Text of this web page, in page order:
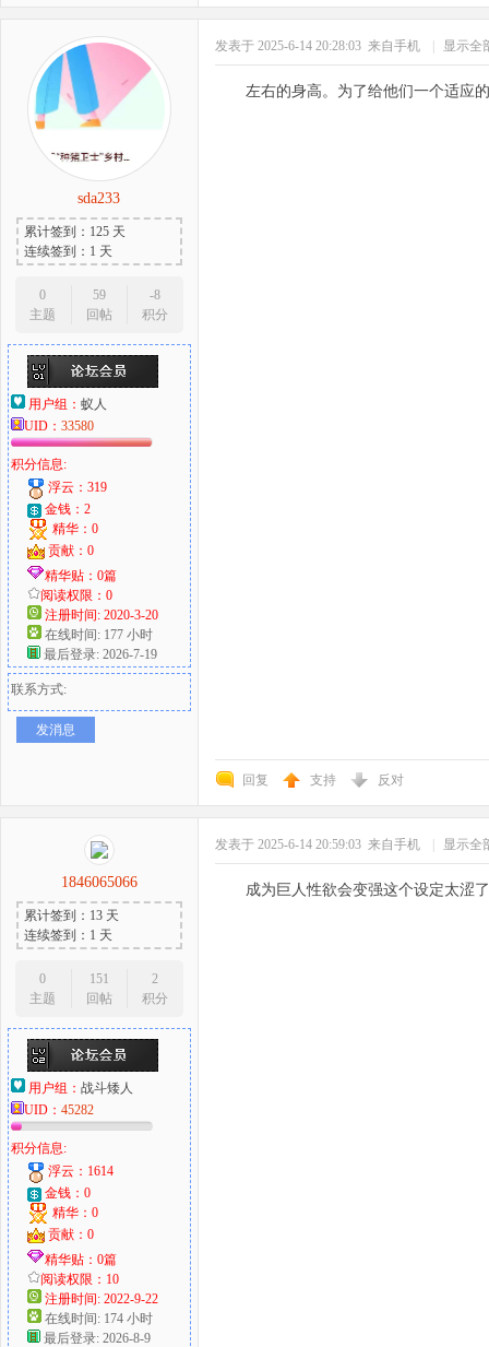
sda233
累计签到：125 天
连续签到：1 天
0
主题
59
回帖
-8
积分
用户组： 蚁人
UID： 33580
积分信息:
浮云：319
金钱：2
精华：0
贡献：0
精华贴：0篇
阅读权限：0
注册时间: 2020-3-20
在线时间: 177 小时
最后登录: 2026-7-19
联系方式:
发消息
发表于 2025-6-14 20:28:03 来自手机 显示全
左右的身高。为了给他们一个适应
回复 支持 反对
1846065066
累计签到：13 天
连续签到：1 天
0
主题
151
回帖
2
积分
用户组： 战斗矮人
UID： 45282
积分信息:
浮云：1614
金钱：0
精华：0
贡献：0
精华贴：0篇
阅读权限：10
注册时间: 2022-9-22
在线时间: 174 小时
最后登录: 2026-8-9
发表于 2025-6-14 20:59:03 来自手机 显示全
成为巨人性欲会变强这个设定太涩